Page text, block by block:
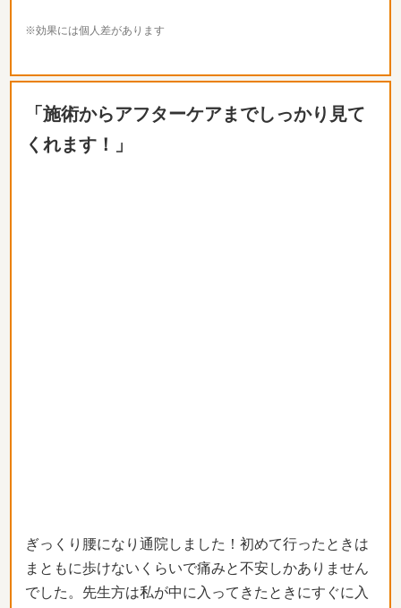
※効果には個人差があります
「施術からアフターケアまでしっかり見て
くれます！」
ぎっくり腰になり通院しました！初めて行ったときは
まともに歩けないくらいで痛みと不安しかありません
でした。先生方は私が中に入ってきたときにすぐに入